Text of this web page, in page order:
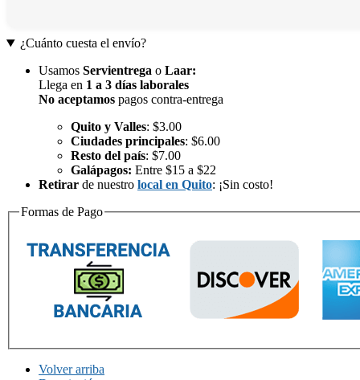
¿Cuánto cuesta el envío?
Usamos Servientrega o Laar:
Llega en 1 a 3 días laborales
No aceptamos pagos contra-entrega
Quito y Valles: $3.00
Ciudades principales: $6.00
Resto del país: $7.00
Galápagos: Entre $15 a $22
Retirar de nuestro local en Quito: ¡Sin costo!
Formas de Pago
Volver arriba